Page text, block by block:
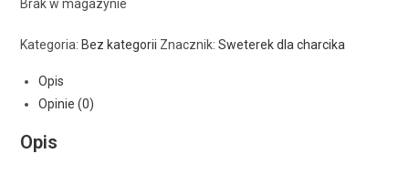
Brak w magazynie
Kategoria: Bez kategorii Znacznik:Sweterek dla charcika
Opis
Opinie (0)
Opis